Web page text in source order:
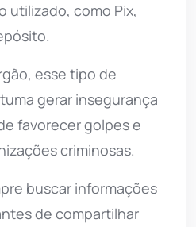
utilizado, como Pix,
esse tipo de
gerar insegurança
favorecer golpes e
criminosas.
buscar informações
de compartilhar